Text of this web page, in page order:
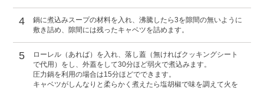
4
鍋に煮込みスープの材料を入れ、沸騰したら3を隙間の無いように
敷き詰め、隙間には残ったキャベツを詰めます。
5
ローレル（あれば）を入れ、落し蓋（無ければクッキングシート
で代用）をし、外蓋をして30分ほど弱火で煮込みます。
圧力鍋を利用の場合は15分ほどでできます。
キャベツがしんなりと柔らかく煮えたら塩胡椒で味を調えて火を